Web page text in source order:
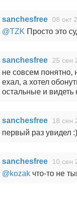
sanchesfree 08 окт
@TZK Просто это
sanchesfree 25 сен
не совсем понятно,
ехал, а хотел
остальные и видеть
sanchesfree 18 сен
первый раз увидел :)
sanchesfree 10 сен
@kozakчто-то не